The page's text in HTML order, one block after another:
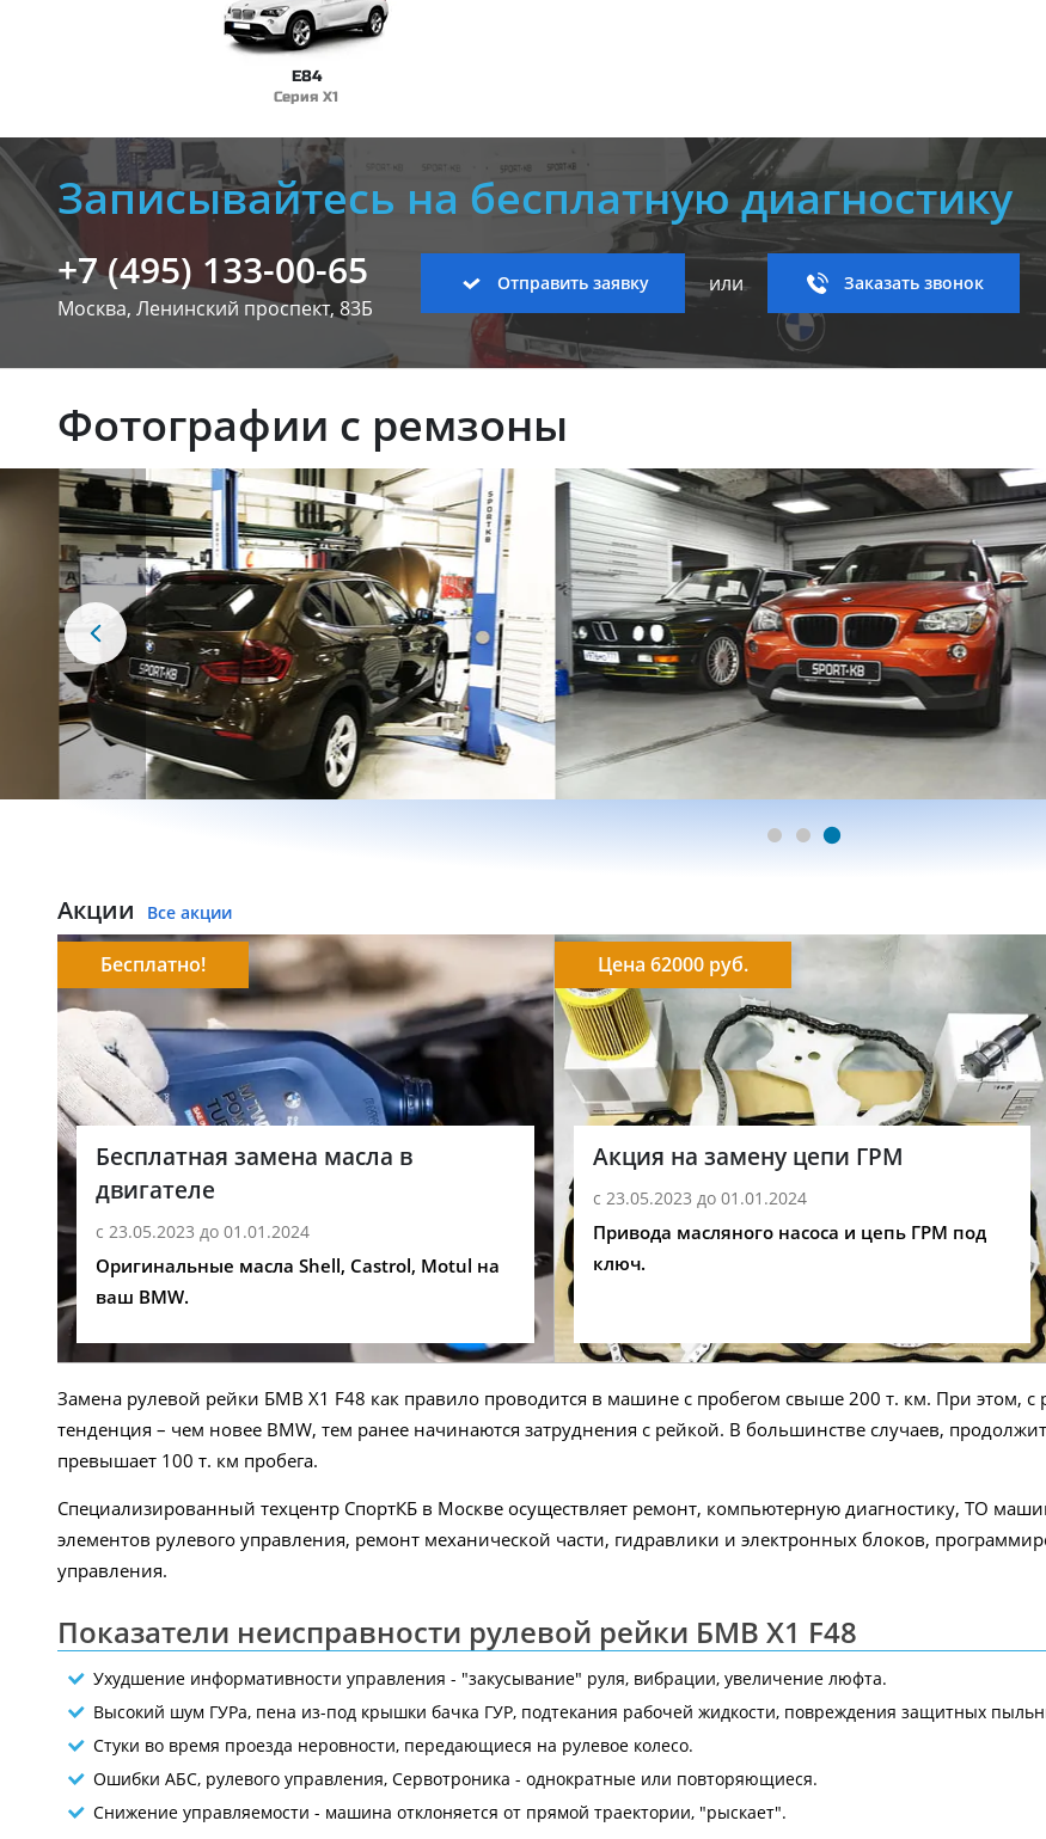
E84
Серия X1
Записывайтесь на бесплатную диагностику
+7 (495) 133-00-65
Москва, Ленинский проспект, 83Б
Отправить заявку или Заказать звонок
Фотографии с ремзоны
Акции Все акции
Бесплатная замена масла в
двигателе
с 23.05.2023 до 01.01.2024
Бесплатно!
Оригинальные масла Shell, Castrol, Motul на
ваш BMW.
Акция на замену цепи ГРМ
с 23.05.2023 до 01.01.2024
Цена 62000 руб.
Привода масляного насоса и цепь ГРМ под
ключ.
Замена рулевой рейки БМВ X1 F48 как правило проводится в машине с пробегом свыше 200 т. км. При этом, с
тенденция – чем новее BMW, тем ранее начинаются затруднения с рейкой. В большинстве случаев,
превышает 100 т. км пробега.
Специализированный техцентр СпортКБ в Москве осуществляет ремонт, компьютерную диагностику, ТО
элементов рулевого управления, ремонт механической части, гидравлики и электронных блоков,
управления.
Показатели неисправности рулевой рейки БМВ X1 F48
Ухудшение информативности управления - "закусывание" руля, вибрации, увеличение люфта.
Высокий шум ГУРа, пена из-под крышки бачка ГУР, подтекания рабочей жидкости, повреждения защитных
Стуки во время проезда неровности, передающиеся на рулевое колесо.
Ошибки АБС, рулевого управления, Сервотроника - однократные или повторяющиеся.
Снижение управляемости - машина отклоняется от прямой траектории, "рыскает".